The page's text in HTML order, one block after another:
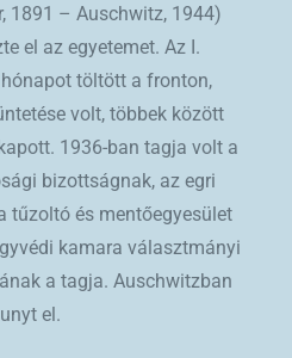
1891 – Auschwitz, 1944)
el az egyetemet. Az I.
töltött a fronton,
volt, többek között
1936-ban tagja volt a
bizottságnak, az egri
tűzoltó és mentőegyesület
kamara választmányi
a tagja. Auschwitzban
el.